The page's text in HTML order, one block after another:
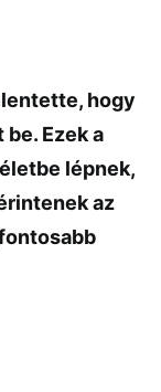
hogy
Ezek a
lépnek,
az